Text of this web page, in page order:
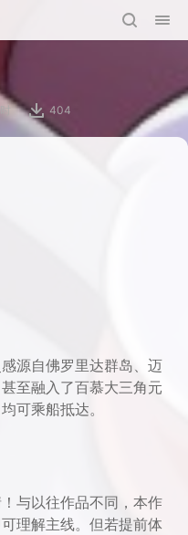
404
源自佛罗里达群岛、迈
至融入了百慕大三角元
可乘船抵达。
与以往作品不同，本作
理解主线。但若提前体